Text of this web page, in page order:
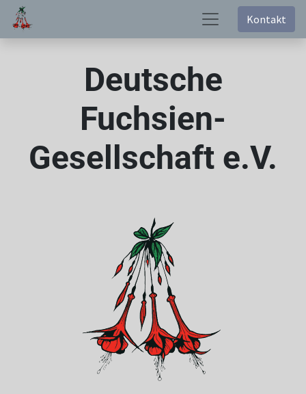
Kontakt
Deutsche
Fuchsien-
Gesellschaft e.V.